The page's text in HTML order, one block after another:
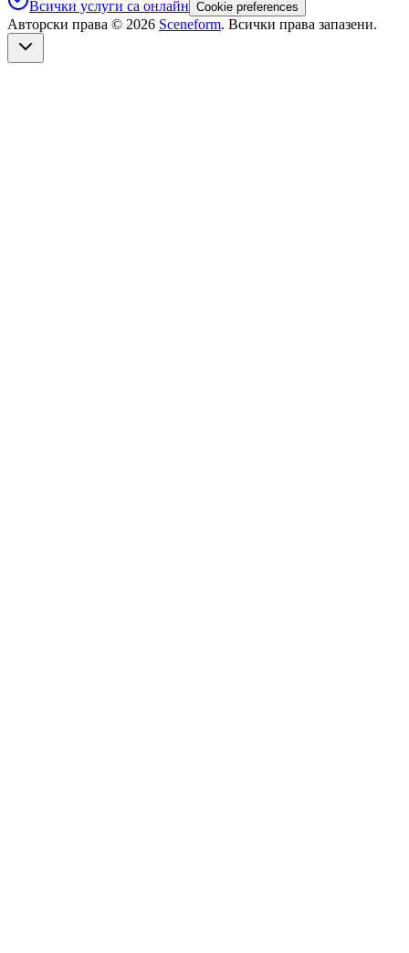
Всички услуги са онлайн Cookie preferences
Авторски права © 2026 Sceneform. Всички права запазени.